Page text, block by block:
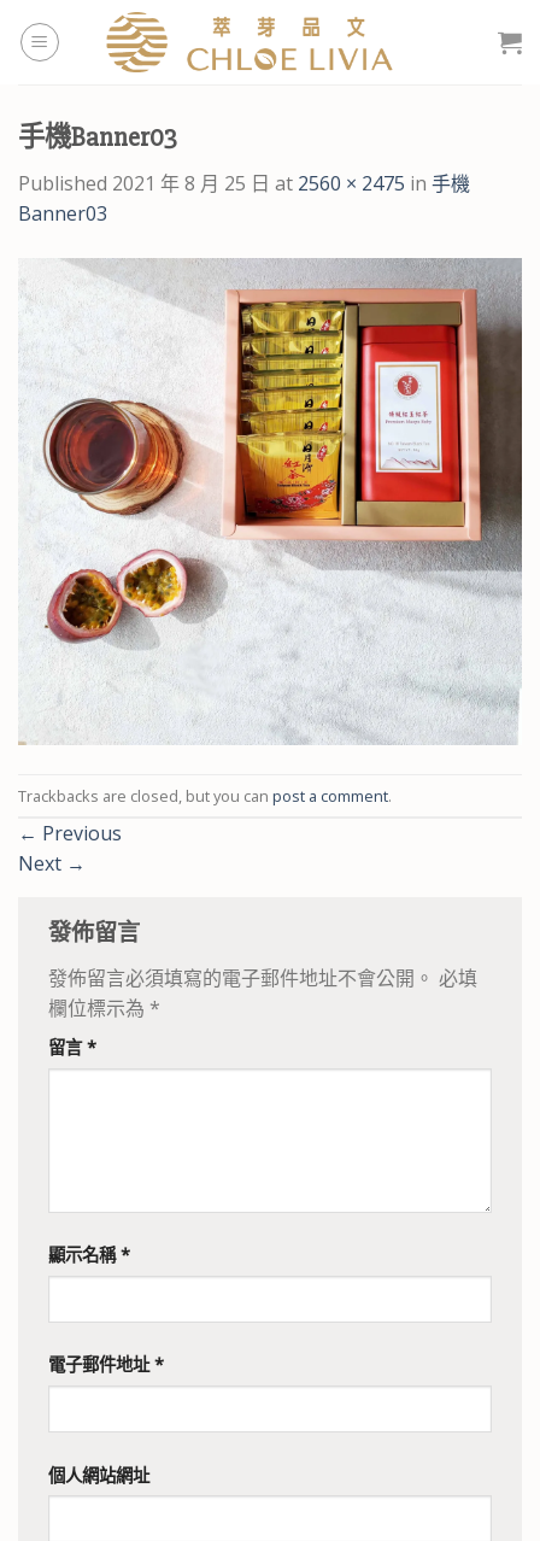
手機Banner03
Published 2021 年 8 月 25 日 at 2560 × 2475 in 手機
Banner03
Trackbacks are closed, but you can post a comment.
← Previous
Next →
發佈留言
發佈留言必須填寫的電子郵件地址不會公開。 必填
欄位標示為 *
留言*
顯示名稱*
電子郵件地址*
個人網站網址